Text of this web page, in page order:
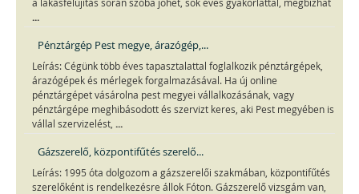
a lakásfelújítás során szóba jöhet, sok éves gyakorlattal, megbízhat
...
Pénztárgép Pest megye, árazógép,...
Leírás: Cégünk több éves tapasztalattal foglalkozik pénztárgépek,
árazógépek és mérlegek forgalmazásával. Ha új online
pénztárgépet vásárolna pest megyei vállalkozásának, vagy
pénztárgépe meghibásodott és szervizt keres, aki Pest megyében is
vállal szervizelést, ...
Gázszerelő, központifűtés szerelő...
Leírás: 1995 óta dolgozom a gázszerelői szakmában, központifűtés
szerelőként is rendelkezésre állok Fóton. Gázszerelő vizsgám van,